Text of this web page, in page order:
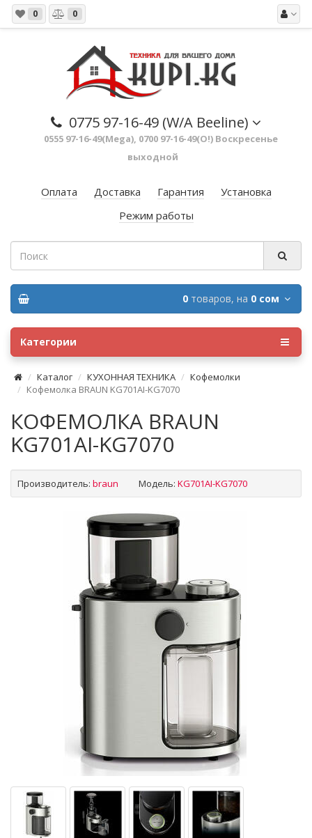
0 0
0775 97-16-49 (W/A Beeline)
0555 97-16-49(Mega), 0700 97-16-49(O!) Воскресенье
выходной
Оплата Доставка Гарантия
Установка
Режим работы
0 товаров, на 0 сом
Категории
Каталог КУХОННАЯ ТЕХНИКА
Кофемолки
Кофемолка BRAUN KG701AI-KG7070
КОФЕМОЛКА BRAUN
KG701AI-KG7070
Производитель: braun Модель: KG701AI-KG7070